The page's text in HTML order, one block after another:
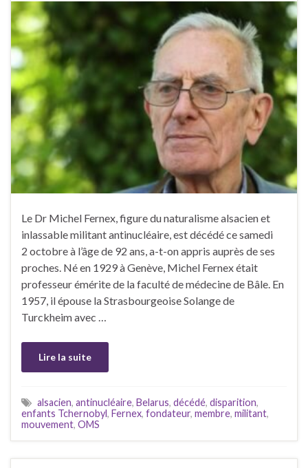
Le Dr Michel Fernex, figure du naturalisme alsacien et
inlassable militant antinucléaire, est décédé ce samedi
2 octobre à l’âge de 92 ans, a-t-on appris auprès de ses
proches. Né en 1929 à Genève, Michel Fernex était
professeur émérite de la faculté de médecine de Bâle. En
1957, il épouse la Strasbourgeoise Solange de
Turckheim avec …
Lire la suite
alsacien, antinucléaire, Belarus, décédé, disparition,
enfants Tchernobyl, Fernex, fondateur, membre, militant,
mouvement, OMS